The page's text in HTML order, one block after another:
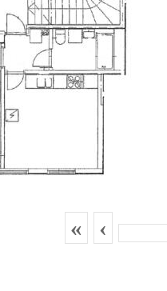
« ‹